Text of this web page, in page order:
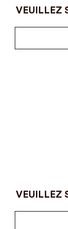
VEUILLEZ
VEUILLEZ